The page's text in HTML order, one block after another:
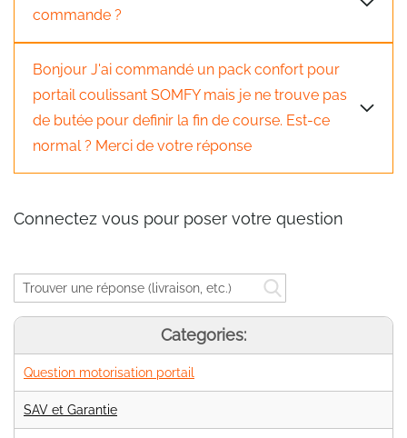
commande ?
Bonjour J'ai commandé un pack confort pour
portail coulissant SOMFY mais je ne trouve pas
de butée pour definir la fin de course. Est-ce
normal ? Merci de votre réponse
Connectez vous pour poser votre question
Categories:
Question motorisation portail
SAV et Garantie